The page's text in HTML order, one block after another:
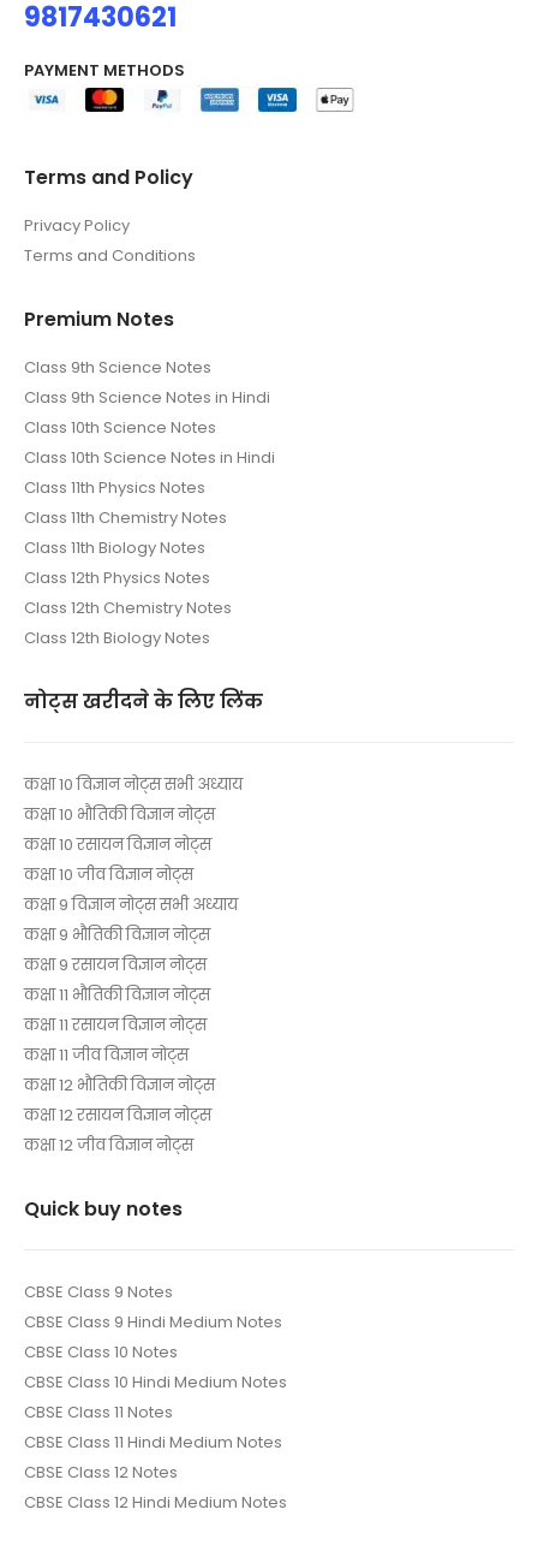
9817430621
PAYMENT METHODS
Terms and Policy
Privacy Policy
Terms and Conditions
Premium Notes
Class 9th Science Notes
Class 9th Science Notes in Hindi
Class 10th Science Notes
Class 10th Science Notes in Hindi
Class 11th Physics Notes
Class 11th Chemistry Notes
Class 11th Biology Notes
Class 12th Physics Notes
Class 12th Chemistry Notes
Class 12th Biology Notes
नोट्स खरीदने के लिए लिंक
कक्षा 10 विज्ञान नोट्स सभी अध्याय
कक्षा 10 भौतिकी विज्ञान नोट्स
कक्षा 10 रसायन विज्ञान नोट्स
कक्षा 10 जीव विज्ञान नोट्स
कक्षा 9 विज्ञान नोट्स सभी अध्याय
कक्षा 9 भौतिकी विज्ञान नोट्स
कक्षा 9 रसायन विज्ञान नोट्स
कक्षा 11 भौतिकी विज्ञान नोट्स
कक्षा 11 रसायन विज्ञान नोट्स
कक्षा 11 जीव विज्ञान नोट्स
कक्षा 12 भौतिकी विज्ञान नोट्स
कक्षा 12 रसायन विज्ञान नोट्स
कक्षा 12 जीव विज्ञान नोट्स
Quick buy notes
CBSE Class 9 Notes
CBSE Class 9 Hindi Medium Notes
CBSE Class 10 Notes
CBSE Class 10 Hindi Medium Notes
CBSE Class 11 Notes
CBSE Class 11 Hindi Medium Notes
CBSE Class 12 Notes
CBSE Class 12 Hindi Medium Notes